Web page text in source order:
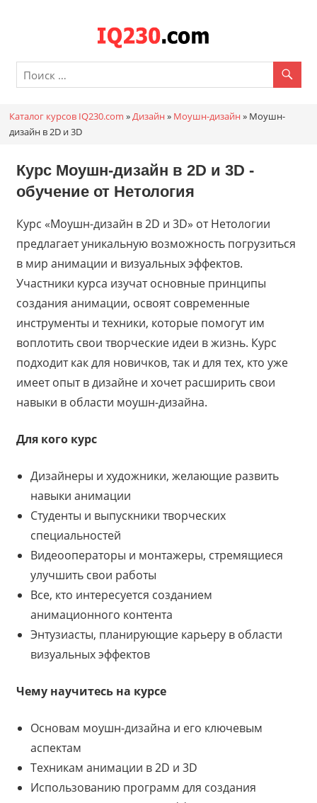
онлайн
Каталог курсов IQ230.com »Дизайн » Моушн-дизайн » Моушн-
дизайн в 2D и 3D
Курс Моушн-дизайн в 2D и 3D -
обучение от Нетология
Курс «Моушн-дизайн в 2D и 3D» от Нетологии
предлагает уникальную возможность погрузиться
в мир анимации и визуальных эффектов.
Участники курса изучат основные принципы
создания анимации, освоят современные
инструменты и техники, которые помогут им
воплотить свои творческие идеи в жизнь. Курс
подходит как для новичков, так и для тех, кто уже
имеет опыт в дизайне и хочет расширить свои
навыки в области моушн-дизайна.
Для кого курс
Дизайнеры и художники, желающие развить
навыки анимации
Студенты и выпускники творческих
специальностей
Видеооператоры и монтажеры, стремящиеся
улучшить свои работы
Все, кто интересуется созданием
анимационного контента
Энтузиасты, планирующие карьеру в области
визуальных эффектов
Чему научитесь на курсе
Основам моушн-дизайна и его ключевым
аспектам
Техникам анимации в 2D и 3D
Использованию программ для создания